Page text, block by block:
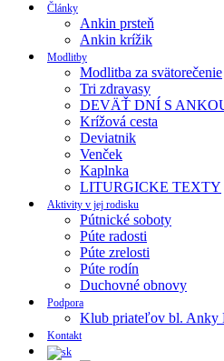
Články
Ankin prsteň
Ankin krížik
Modlitby
Modlitba za svätorečenie
Tri zdravasy
DEVÄŤ DNÍ S
Krížová cesta
Deviatnik
Venček
Kaplnka
LITURGICKE TEXTY
Aktivity v jej rodisku
Pútnické soboty
Púte radosti
Púte zrelosti
Púte rodín
Duchovné obnovy
Podpora
Klub priateľov bl. Anky
Kontakt